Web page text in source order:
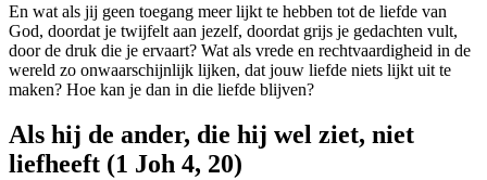
En wat als jij geen toegang meer lijkt te hebben tot de liefde van
God, doordat je twijfelt aan jezelf, doordat grijs je gedachten vult,
door de druk die je ervaart? Wat als vrede en rechtvaardigheid in de
wereld zo onwaarschijnlijk lijken, dat jouw liefde niets lijkt uit te
maken? Hoe kan je dan in die liefde blijven?
Als hij de ander, die hij wel ziet, niet
liefheeft (1 Joh 4, 20)